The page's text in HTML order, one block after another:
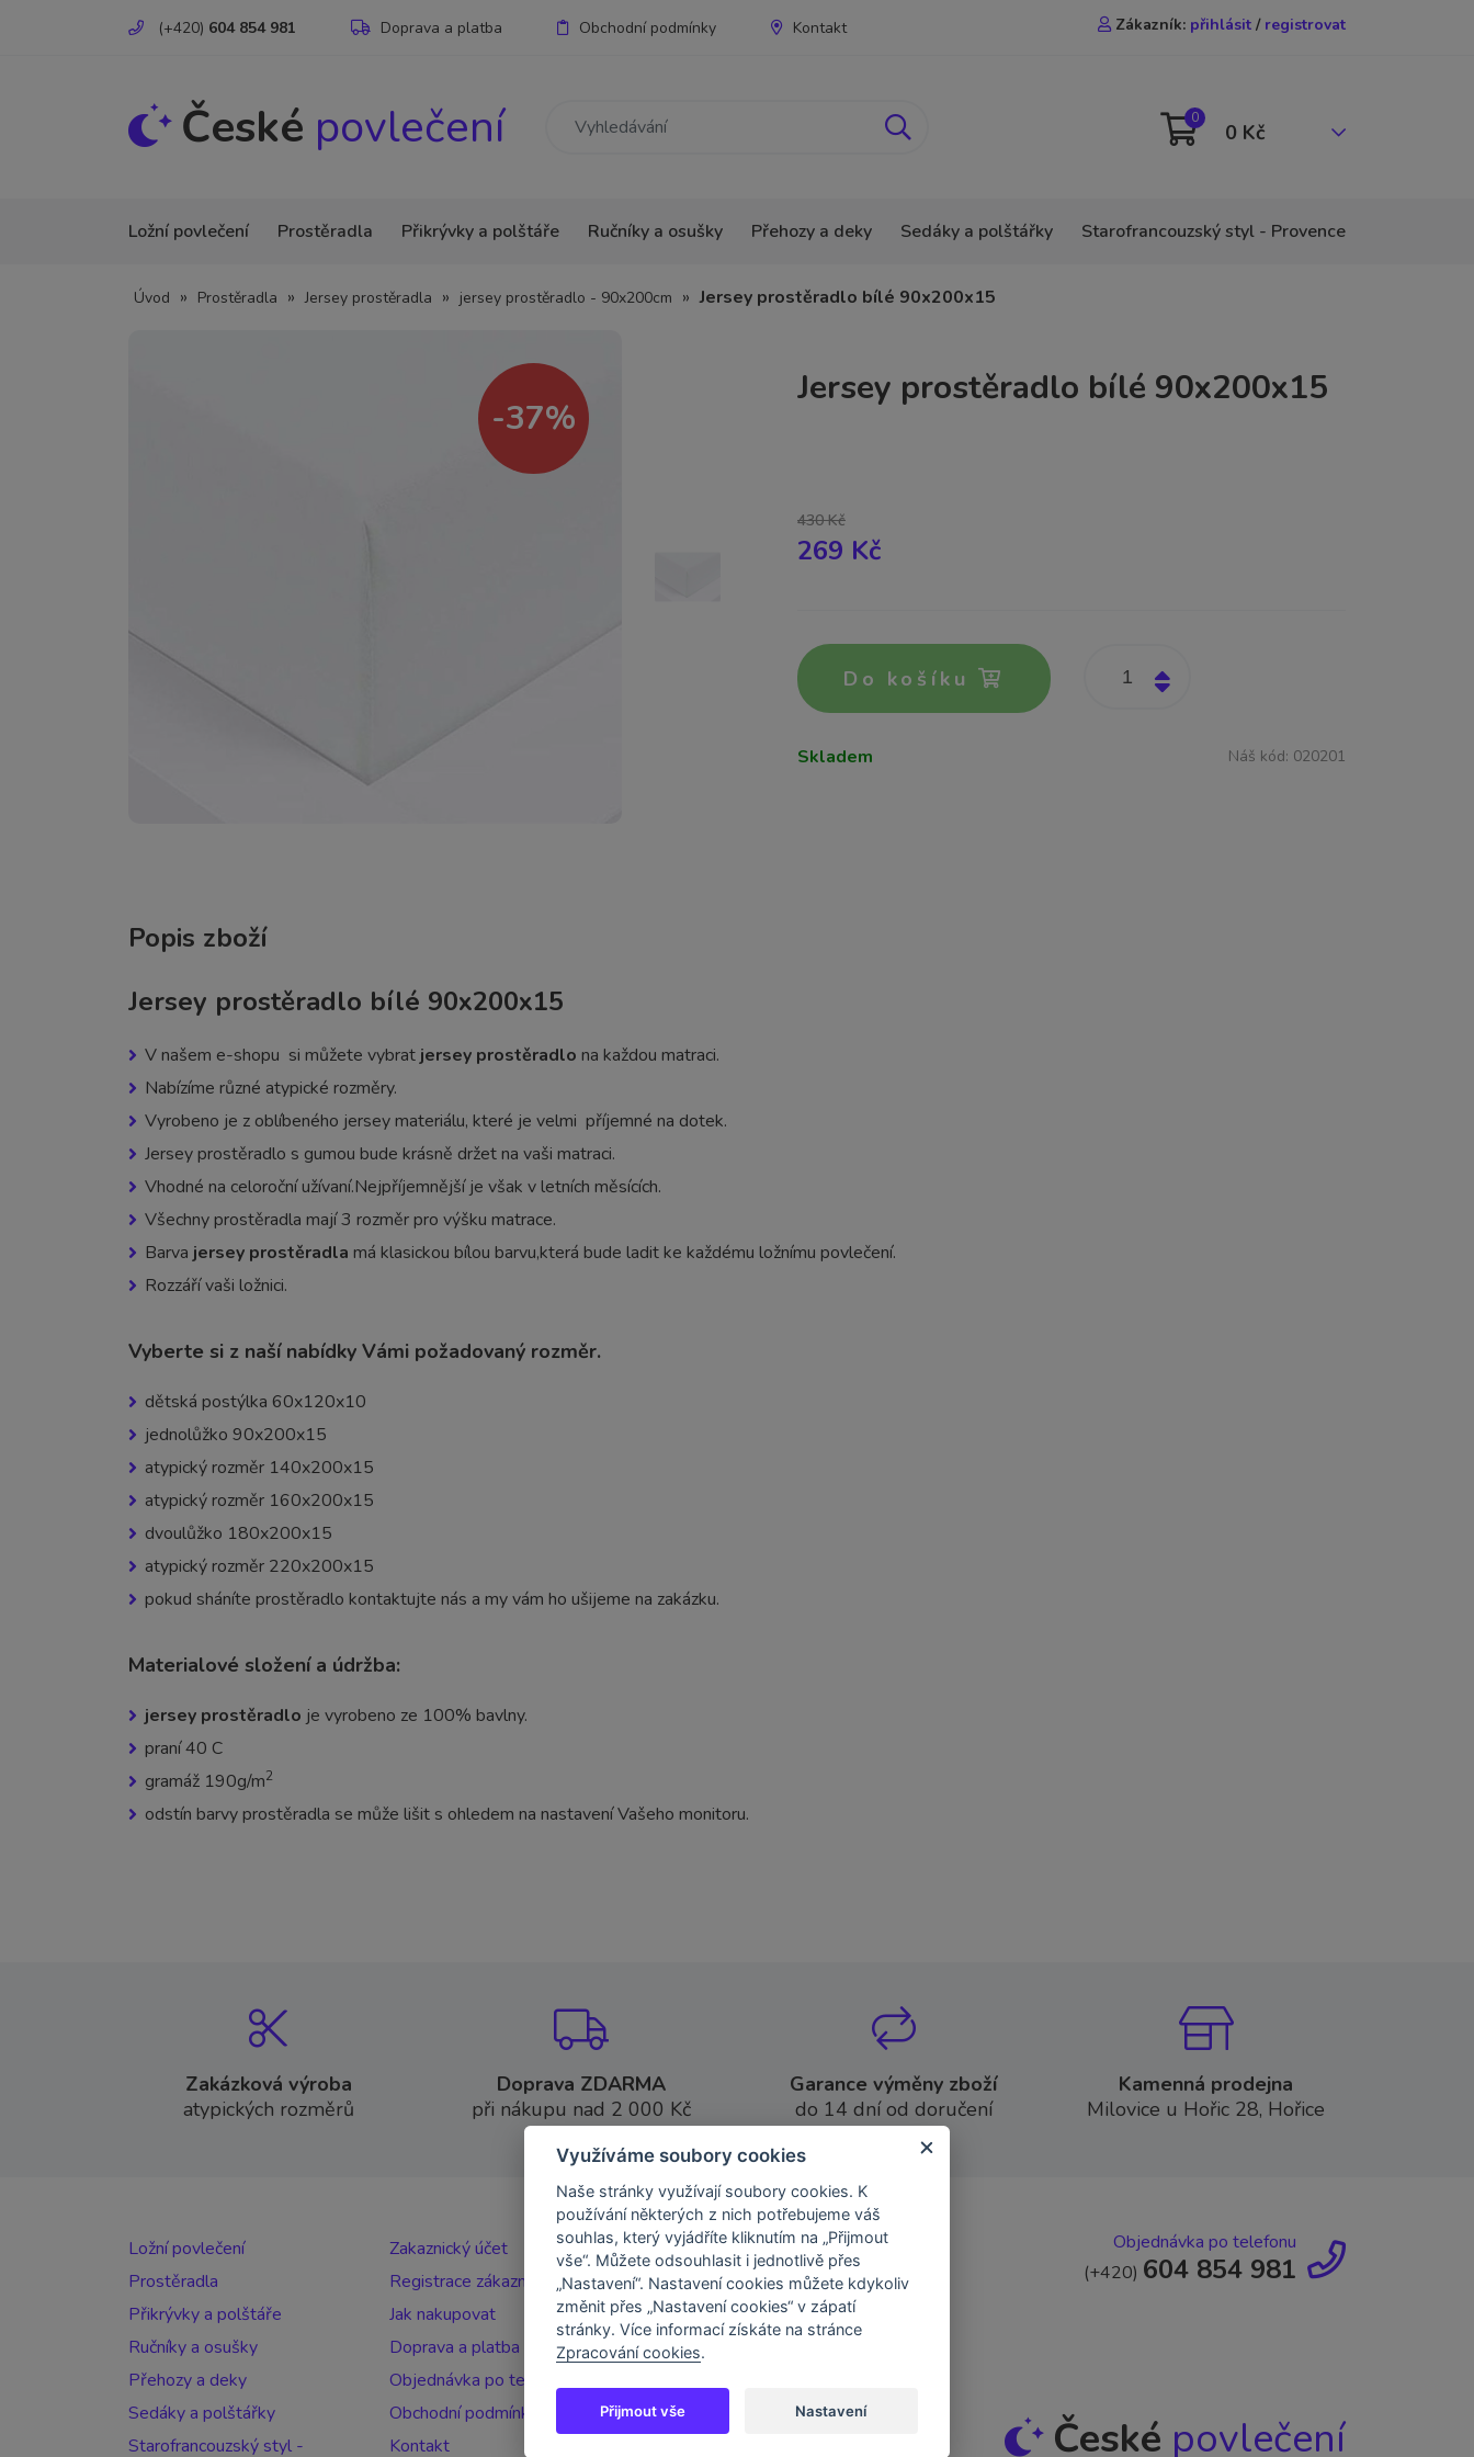
(+420) 604 854 981 Doprava a platba Obchodní podmínky Kontakt Zákazník: přihlásit / registrovat
České povlečení 0
0 Kč
Ložní povlečení Prostěradla Přikrývky a polštáře Ručníky a osušky Přehozy a deky Sedáky a polštářky Starofrancouzský styl - Provence
Úvod » Prostěradla » Jersey prostěradla » jersey prostěradlo - 90x200cm » Jersey prostěradlo bílé 90x200x15
-37%
Jersey prostěradlo bílé 90x200x15
430 Kč
269 Kč
Do košíku
Skladem Náš kód: 020201
Popis zboží
Jersey prostěradlo bílé 90x200x15
V našem e-shopu si můžete vybrat jersey prostěradlo na každou matraci.
Nabízíme různé atypické rozměry.
Vyrobeno je z oblíbeného jersey materiálu, které je velmi příjemné na dotek.
Jersey prostěradlo s gumou bude krásně držet na vaši matraci.
Vhodné na celoroční užívaní.Nejpříjemnější je však v letních měsících.
Všechny prostěradla mají 3 rozměr pro výšku matrace.
Barva jersey prostěradla má klasickou bílou barvu,která bude ladit ke každému ložnímu povlečení.
Rozzáří vaši ložnici.
Vyberte si z naší nabídky Vámi požadovaný rozměr.
dětská postýlka 60x120x10
jednolůžko 90x200x15
atypický rozměr 140x200x15
atypický rozměr 160x200x15
dvoulůžko 180x200x15
atypický rozměr 220x200x15
pokud sháníte prostěradlo kontaktujte nás a my vám ho ušijeme na zakázku.
Materialové složení a údržba:
jersey prostěradlo je vyrobeno ze 100% bavlny.
praní 40 C
gramáž 190g/m2
odstín barvy prostěradla se může lišit s ohledem na nastavení Vašeho monitoru.
Zakázková výroba
atypických rozměrů
Doprava ZDARMA
při nákupu nad 2 000 Kč
Garance výměny zboží
do 14 dní od doručení
Kamenná prodejna
Milovice u Hořic 28, Hořice
Ložní povlečení
Prostěradla
Přikrývky a polštáře
Ručníky a osušky
Přehozy a deky
Sedáky a polštářky
Starofrancouzský styl -
Zakaznický účet
Registrace zákazníka
Jak nakupovat
Doprava a platba
Objednávka po telefonu
Obchodní podmínky
Kontakt
Objednávka po telefonu
(+420) 604 854 981
České povlečení
Využíváme soubory cookies
Naše stránky využívají soubory cookies. K
používání některých z nich potřebujeme váš
souhlas, který vyjádříte kliknutím na „Přijmout
vše“. Můžete odsouhlasit i jednotlivě přes
„Nastavení“. Nastavení cookies můžete kdykoliv
změnit přes „Nastavení cookies“ v zápatí
stránky. Více informací získáte na stránce
Zpracování cookies.
Přijmout vše Nastavení